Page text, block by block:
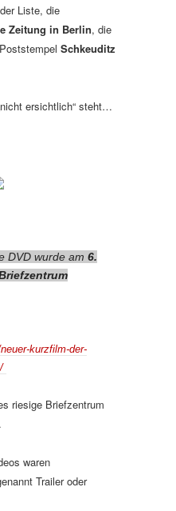
Liste, die
Zeitung in Berlin, die
Schkeuditz
ersichtlich“ steht…
DVD wurde am 6.
kurzfilm-der-
riesige Briefzentrum
waren
Trailer oder